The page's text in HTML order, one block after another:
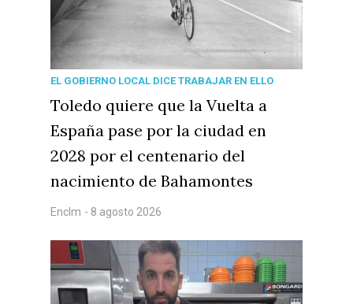
EL GOBIERNO LOCAL DICE TRABAJAR EN ELLO
Toledo quiere que la Vuelta a
España pase por la ciudad en
2028 por el centenario del
nacimiento de Bahamontes
Enclm - 8 agosto 2026